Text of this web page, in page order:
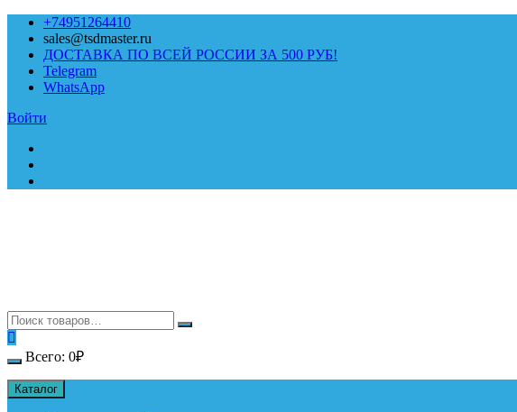
Перейти
содержимому
+74951264410
sales@tsdmaster.ru
ДОСТАВКА ПО ВСЕЙ РОССИИ ЗА 500 РУБ!
Telegram
WhatsApp
Войти
Всего: 0₽
Каталог